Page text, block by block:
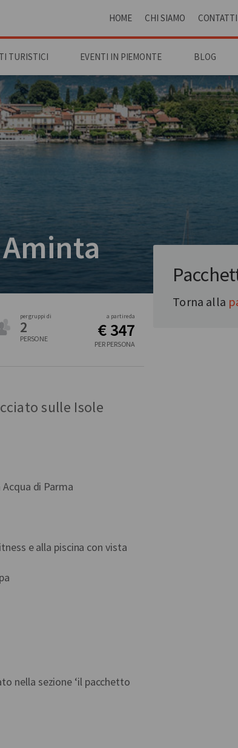
HOME CHI SIAMO CONTATTI
TURISTICI EVENTI IN PIEMONTE BLOG
per gruppi di
2
PERSONE
a partire da
€ 347
PER PERSONA
sulle Isole
di Parma
e alla piscina con vista
nella sezione ‘il pacchetto
Torna alla